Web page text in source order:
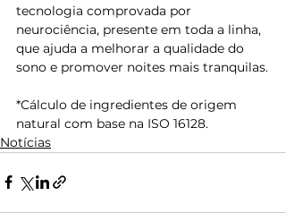
tecnologia comprovada por
neurociência, presente em toda a linha,
que ajuda a melhorar a qualidade do
sono e promover noites mais tranquilas.
*Cálculo de ingredientes de origem
natural com base na ISO 16128.
Notícias